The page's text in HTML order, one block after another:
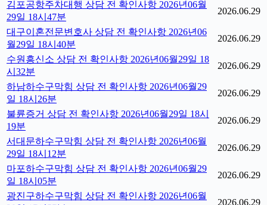
김포공항주차대행 상담 전 확인사항 2026년06월
29일 18시47분
2026.06.29
대구이혼전문변호사 상담 전 확인사항 2026년06
월29일 18시40분
2026.06.29
수원흥신소 상담 전 확인사항 2026년06월29일 18
시32분
2026.06.29
하남하수구막힘 상담 전 확인사항 2026년06월29
일 18시26분
2026.06.29
불륜증거 상담 전 확인사항 2026년06월29일 18시
19분
2026.06.29
서대문하수구막힘 상담 전 확인사항 2026년06월
29일 18시12분
2026.06.29
마포하수구막힘 상담 전 확인사항 2026년06월29
일 18시05분
2026.06.29
광진구하수구막힘 상담 전 확인사항 2026년06월
2026.06.29